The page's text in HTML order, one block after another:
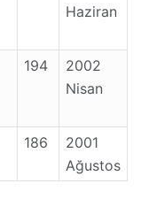
Haziran
194
2002
Nisan
186
2001
Ağustos